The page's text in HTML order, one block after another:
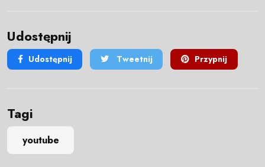
Udostępnij
Udostępnij Tweetnij Przypnij
Tagi
youtube